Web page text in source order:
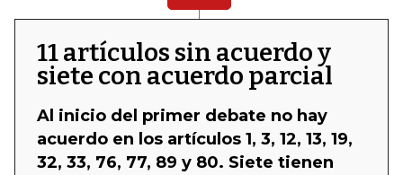
11 artículos sin acuerdo y
siete con acuerdo parcial
Al inicio del primer debate no hay
acuerdo en los artículos 1, 3, 12, 13, 19,
32, 33, 76, 77, 89 y 80. Siete tienen